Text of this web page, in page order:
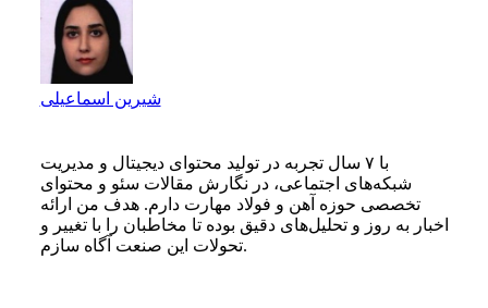
شیرین اسماعیلی
با ۷ سال تجربه در تولید محتوای دیجیتال و مدیریت
شبکه‌های اجتماعی، در نگارش مقالات سئو و محتوای
تخصصی حوزه آهن و فولاد مهارت دارم. هدف من ارائه
اخبار به‌ روز و تحلیل‌های دقیق بوده تا مخاطبان را با تغییر و
تحولات این صنعت آگاه سازم.